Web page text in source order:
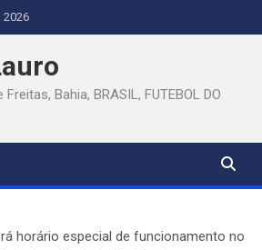
2026
Bahia, BRASIL, FUTEBOL DO
horário especial de funcionamento no